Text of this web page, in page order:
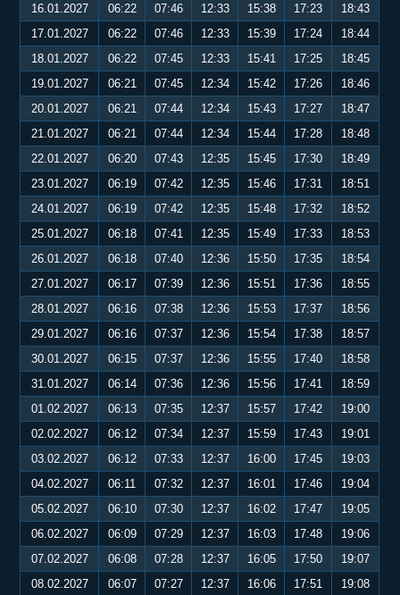
16.01.2027
06:22 07:46 12:33 15:38 17:23
18:43
17.01.2027
06:22 07:46 12:33 15:39 17:24
18:44
18.01.2027
06:22 07:45 12:33 15:41 17:25
18:45
19.01.2027
06:21 07:45 12:34 15:42 17:26
18:46
20.01.2027
06:21 07:44 12:34 15:43 17:27
18:47
21.01.2027
06:21 07:44 12:34 15:44 17:28
18:48
22.01.2027
06:20 07:43 12:35 15:45 17:30
18:49
23.01.2027
06:19 07:42 12:35 15:46 17:31
18:51
24.01.2027
06:19 07:42 12:35 15:48 17:32
18:52
25.01.2027
06:18 07:41 12:35 15:49 17:33
18:53
26.01.2027
06:18 07:40 12:36 15:50 17:35
18:54
27.01.2027
06:17 07:39 12:36 15:51 17:36
18:55
28.01.2027
06:16 07:38 12:36 15:53 17:37
18:56
29.01.2027
06:16 07:37 12:36 15:54 17:38
18:57
30.01.2027
06:15 07:37 12:36 15:55 17:40
18:58
31.01.2027
06:14 07:36 12:36 15:56 17:41
18:59
01.02.2027
06:13 07:35 12:37 15:57 17:42
19:00
02.02.2027
06:12 07:34 12:37 15:59 17:43
19:01
03.02.2027
06:12 07:33 12:37 16:00 17:45
19:03
04.02.2027
06:11 07:32 12:37 16:01 17:46
19:04
05.02.2027
06:10 07:30 12:37 16:02 17:47
19:05
06.02.2027
06:09 07:29 12:37 16:03 17:48
19:06
07.02.2027
06:08 07:28 12:37 16:05 17:50
19:07
08.02.2027
06:07 07:27 12:37 16:06 17:51 19:08